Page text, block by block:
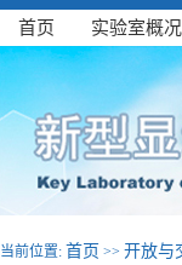
首页 实验室概况
当前位置: 首页 >> 开放与